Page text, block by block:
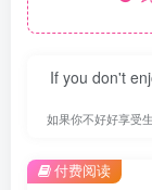
If you don't
如果你不好好享受
付费阅读